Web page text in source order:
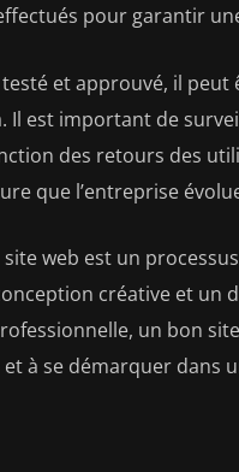
pour garantir
et approuvé, il
Il est important de
des retours des
que l’entreprise
web est un
créative et un
un bon
à se démarquer dans